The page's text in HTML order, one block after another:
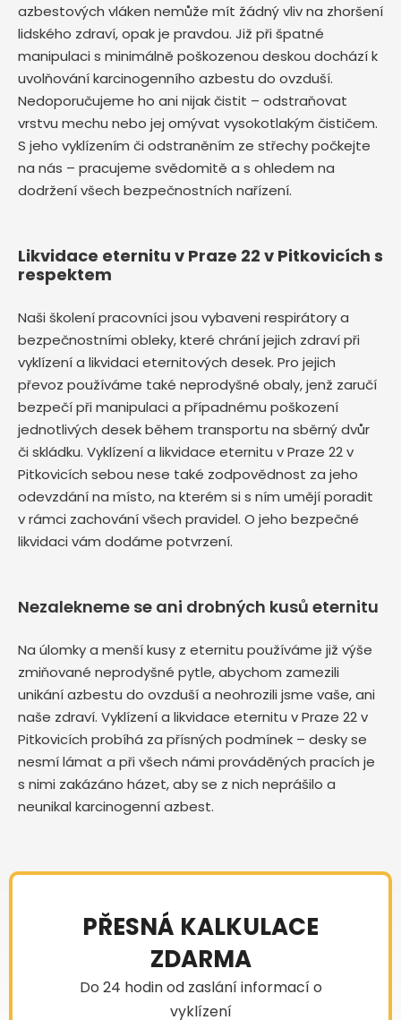
azbestových vláken nemůže mít žádný vliv na zhoršení
lidského zdraví, opak je pravdou. Již při špatné
manipulaci s minimálně poškozenou deskou dochází k
uvolňování karcinogenního azbestu do ovzduší.
Nedoporučujeme ho ani nijak čistit – odstraňovat
vrstvu mechu nebo jej omývat vysokotlakým čističem.
S jeho vyklízením či odstraněním ze střechy počkejte
na nás – pracujeme svědomitě a s ohledem na
dodržení všech bezpečnostních nařízení.
Likvidace eternitu v Praze 22 v Pitkovicích s
respektem
Naši školení pracovníci jsou vybaveni respirátory a
bezpečnostními obleky, které chrání jejich zdraví při
vyklízení a likvidaci eternitových desek. Pro jejich
převoz používáme také neprodyšné obaly, jenž zaručí
bezpečí při manipulaci a případnému poškození
jednotlivých desek během transportu na sběrný dvůr
či skládku. Vyklízení a likvidace eternitu v Praze 22 v
Pitkovicích sebou nese také zodpovědnost za jeho
odevzdání na místo, na kterém si s ním umějí poradit
v rámci zachování všech pravidel. O jeho bezpečné
likvidaci vám dodáme potvrzení.
Nezalekneme se ani drobných kusů eternitu
Na úlomky a menší kusy z eternitu používáme již výše
zmiňované neprodyšné pytle, abychom zamezili
unikání azbestu do ovzduší a neohrozili jsme vaše, ani
naše zdraví. Vyklízení a likvidace eternitu v Praze 22 v
Pitkovicích probíhá za přísných podmínek – desky se
nesmí lámat a při všech námi prováděných pracích je
s nimi zakázáno házet, aby se z nich neprášilo a
neunikal karcinogenní azbest.
PŘESNÁ KALKULACE
ZDARMA
Do 24 hodin od zaslání informací o
vyklízení